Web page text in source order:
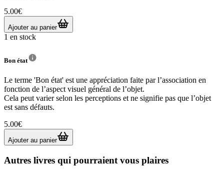
5.00€
Ajouter au panier
1 en stock
Bon état
Le terme 'Bon état' est une appréciation faite par l’association en
fonction de l’aspect visuel général de l’objet.
Cela peut varier selon les perceptions et ne signifie pas que l’objet
est sans défauts.
5.00€
Ajouter au panier
Autres livres qui pourraient vous plaires